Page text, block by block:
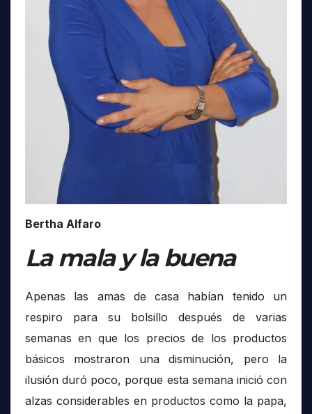
Bertha Alfaro
La mala y la buena
Apenas las amas de casa habían tenido un
respiro para su bolsillo después de varias
semanas en que los precios de los productos
básicos mostraron una disminución, pero la
ilusión duró poco, porque esta semana inició con
alzas considerables en productos como la papa,